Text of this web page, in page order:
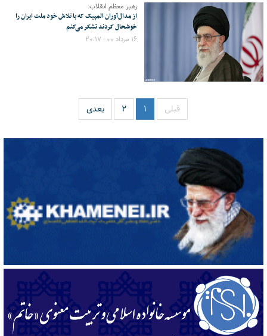
رهبر معظم انقلاب:
از مدال‌آوران المپیک که با تلاش خود ملت ایران را
خوشحال کردند تشکر می‌کنم
۱۶ مرداد ۰۰ - ۲۰:۱۷
قبلی ۱ ۲ بعدی